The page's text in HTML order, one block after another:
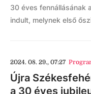
30 éves fennállásának
indult, melynek első
2024. 08. 29., 07:27
Újra
a 30 éves